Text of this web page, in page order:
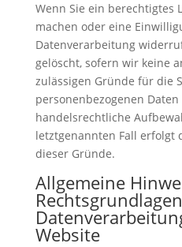
Wenn Sie ein berechtigtes
machen oder eine
Datenverarbeitung
gelöscht, sofern wir keine
zulässigen Gründe für die
personenbezogenen
handelsrechtliche
letztgenannten Fall erfolgt
dieser Gründe.
Allgemeine
Website